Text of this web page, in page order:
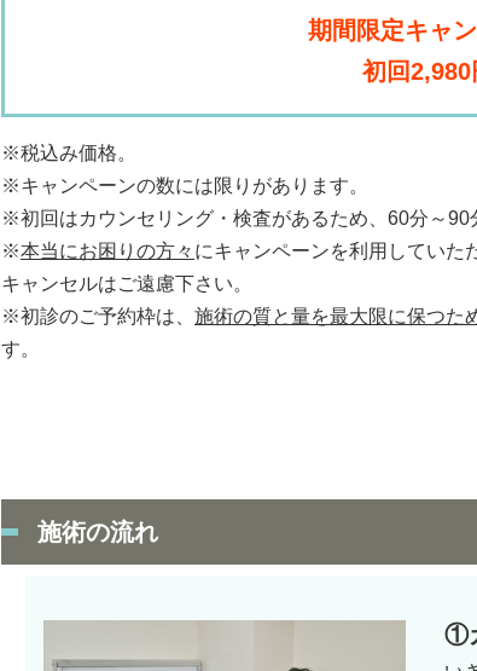
期間限定キャ
初回2,980
※税込み価格。
※キャンペーンの数には限りがあります。
※初回はカウンセリング・検査があるため、60分～90
※本当にお困りの方々 にキャンペーンを利用していた
キャンセルはご遠慮下さい。
※初診のご予約枠は、 施術の質と量を最大限に保つた
す。
施術の流れ
①